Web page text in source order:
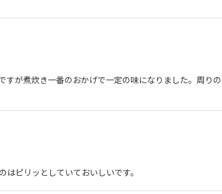
が煮炊き一番のおかげで一定の味になりました。周りの
ピリッとしていておいしいです。